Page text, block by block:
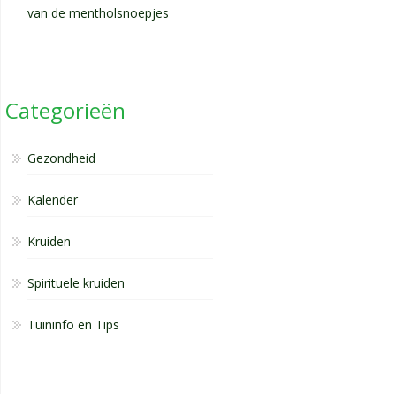
van de mentholsnoepjes
Categorieën
Gezondheid
Kalender
Kruiden
Spirituele kruiden
Tuininfo en Tips